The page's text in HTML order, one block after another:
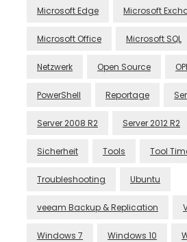
Microsoft Edge Microsoft
Microsoft Office Microsoft SQL
Netzwerk Open Source
PowerShell Reportage
Server 2008 R2 Server 2012 R2
Sicherheit Tools Tool
Troubleshooting Ubuntu
veeam Backup & Replication
Windows 7 Windows 10